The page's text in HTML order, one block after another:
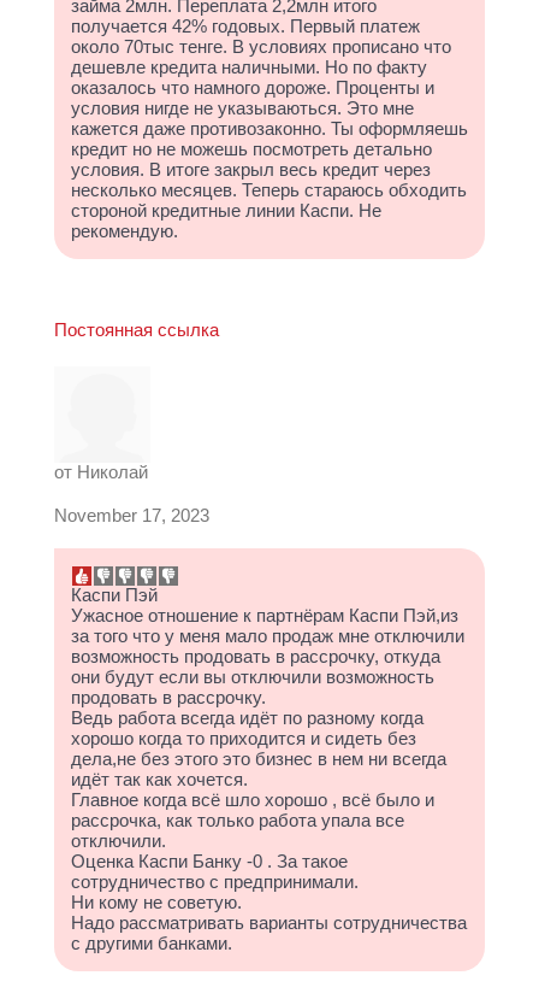
займа 2млн. Переплата 2,2млн итого
получается 42% годовых. Первый платеж
около 70тыс тенге. В условиях прописано что
дешевле кредита наличными. Но по факту
оказалось что намного дороже. Проценты и
условия нигде не указываються. Это мне
кажется даже противозаконно. Ты оформляешь
кредит но не можешь посмотреть детально
условия. В итоге закрыл весь кредит через
несколько месяцев. Теперь стараюсь обходить
стороной кредитные линии Каспи. Не
рекомендую.
Постоянная ссылка
от Николай
November 17, 2023
Каспи Пэй
Ужасное отношение к партнёрам Каспи Пэй,из
за того что у меня мало продаж мне отключили
возможность продовать в рассрочку, откуда
они будут если вы отключили возможность
продовать в рассрочку.
Ведь работа всегда идёт по разному когда
хорошо когда то приходится и сидеть без
дела,не без этого это бизнес в нем ни всегда
идёт так как хочется.
Главное когда всё шло хорошо , всё было и
рассрочка, как только работа упала все
отключили.
Оценка Каспи Банку -0 . За такое
сотрудничество с предпринимали.
Ни кому не советую.
Надо рассматривать варианты сотрудничества
с другими банками.